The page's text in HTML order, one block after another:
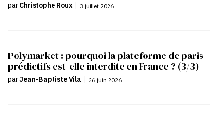
par Christophe Roux | 3 juillet 2026
Polymarket : pourquoi la plateforme de paris
prédictifs est-elle interdite en France ? (3/3)
par Jean-Baptiste Vila | 26 juin 2026